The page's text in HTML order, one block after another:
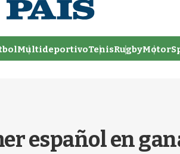
MultideportivoTenisRugby
español en